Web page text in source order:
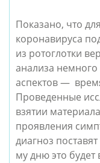
Показано, что
коронавируса
из ротоглотки
анализа
аспектов —
Проведенные
взятии
проявления
диагноз
му дню это будет